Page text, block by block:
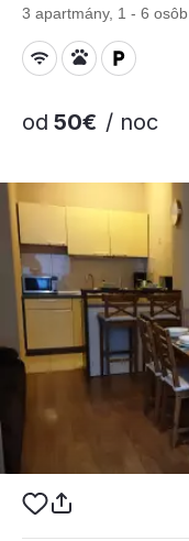
3 apartmány, 1 - 6 osôb
od 50€ / noc